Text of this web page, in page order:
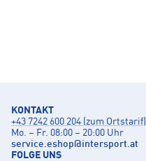
KONTAKT
+43 7242 600 204 (zum Ortstarif)
Mo. – Fr. 08:00 – 20:00 Uhr
service.eshop@intersport.at
FOLGE UNS